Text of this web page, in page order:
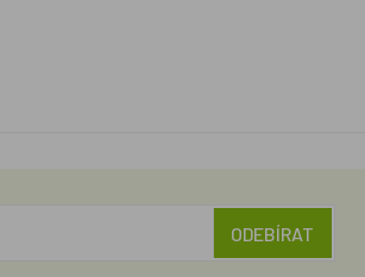
ODEBÍRAT